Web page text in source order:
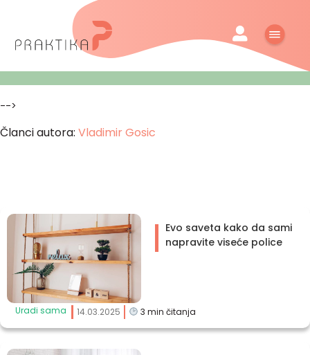
-->
Članci autora: Vladimir Gosic
Uradi sama 14.03.2025 3 min čitanja
Evo saveta kako da sami
napravite viseće police